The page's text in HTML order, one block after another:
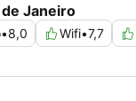
Janeiro
•8,0 Wifi•7,7